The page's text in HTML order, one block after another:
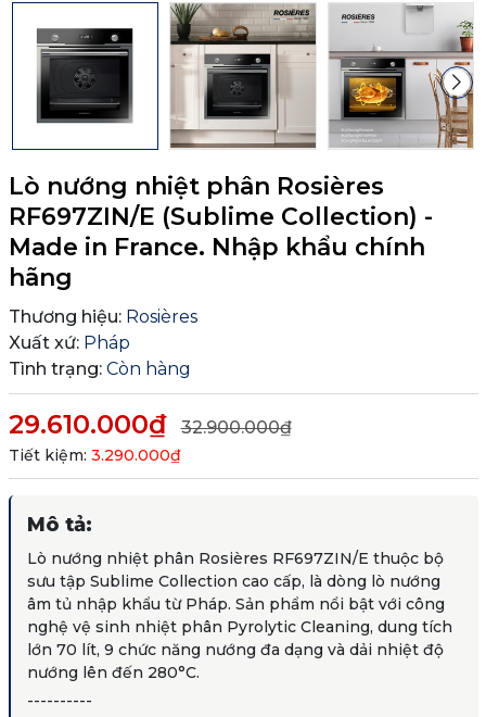
Lò nướng nhiệt phân Rosières
RF697ZIN/E (Sublime Collection) -
Made in France. Nhập khẩu chính
hãng
Thương hiệu: Rosières
Xuất xứ: Pháp
Tình trạng: Còn hàng
29.610.000₫ 32.900.000₫
Tiết kiệm: 3.290.000₫
Mô tả:
Lò nướng nhiệt phân Rosières RF697ZIN/E thuộc bộ
sưu tập Sublime Collection cao cấp, là dòng lò nướng
âm tủ nhập khẩu từ Pháp. Sản phẩm nổi bật với công
nghệ vệ sinh nhiệt phân Pyrolytic Cleaning, dung tích
lớn 70 lít, 9 chức năng nướng đa dạng và dải nhiệt độ
nướng lên đến 280°C.
----------